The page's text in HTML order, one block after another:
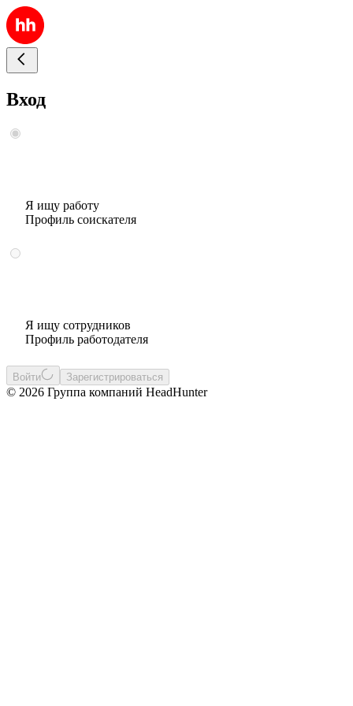
Вход
Я ищу работу
Профиль соискателя
Я ищу сотрудников
Профиль работодателя
Войти Зарегистрироваться
© 2026 Группа компаний HeadHunter